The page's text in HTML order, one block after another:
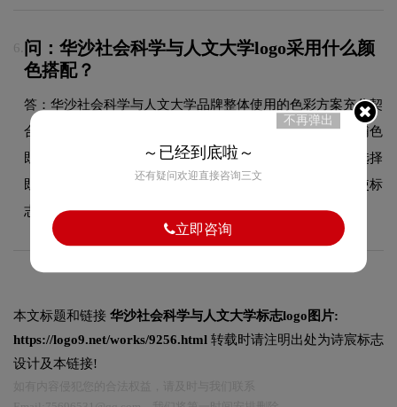
6. 问：华沙社会科学与人文大学logo采用什么颜
色搭配？
答：华沙社会科学与人文大学品牌整体使用的色彩方案充分契
合了其在教育领域的品牌定位，以双色搭配为主，主色与辅色
既对比又和谐，增强了品牌的现代感和时尚度。这种色彩选择
既传递了品牌的字标设计美学，又能有效吸引目标受众，使标
志具有较强的视觉辨识度。
本文标题和链接 华沙社会科学与人文大学标志logo图片:
https://logo9.net/works/9256.html 转载时请注明出处为诗宸标志
设计及本链接!
不再弹出
～已经到底啦～
还有疑问欢迎直接咨询三文
立即咨询